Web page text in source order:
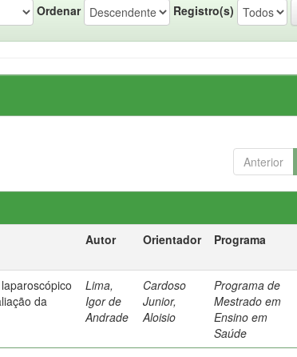
Ordenar Registro(s)
Anterior
Autor Orientador Programa
da
Lima,
Igor de
Andrade
Cardoso
Junior,
Aloisio
Programa de
Mestrado em
Ensino em
Saúde